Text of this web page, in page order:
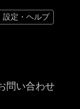
設定・ヘルプ
問い合わせ